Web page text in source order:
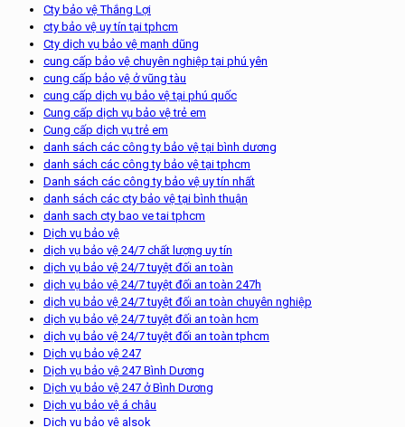
Cty bảo vệ Thắng Lợi
cty bảo vệ uy tín tại tphcm
Cty dịch vụ bảo vệ mạnh dũng
cung cấp bảo vệ chuyên nghiệp tại phú yên
cung cấp bảo vệ ở vũng tàu
cung cấp dịch vụ bảo vệ tại phú quốc
Cung cấp dịch vụ bảo vệ trẻ em
Cung cấp dịch vụ trẻ em
danh sách các công ty bảo vệ tại bình dương
danh sách các công ty bảo vệ tại tphcm
Danh sách các công ty bảo vệ uy tín nhất
danh sách các cty bảo vệ tại bình thuận
danh sach cty bao ve tai tphcm
Dịch vụ bảo vệ
dịch vụ bảo vệ 24/7 chất lượng uy tín
dịch vụ bảo vệ 24/7 tuyệt đối an toàn
dịch vụ bảo vệ 24/7 tuyệt đối an toàn 247h
dịch vụ bảo vệ 24/7 tuyệt đối an toàn chuyên nghiệp
dịch vụ bảo vệ 24/7 tuyệt đối an toàn hcm
dịch vụ bảo vệ 24/7 tuyệt đối an toàn tphcm
Dịch vụ bảo vệ 247
Dịch vụ bảo vệ 247 Bình Dương
Dịch vụ bảo vệ 247 ở Bình Dương
Dịch vụ bảo vệ á châu
Dịch vụ bảo vệ alsok